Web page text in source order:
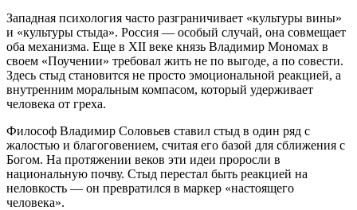
Западная психология часто разграничивает «культуры вины»
и «культуры стыда». Россия — особый случай, она совмещает
оба механизма. Еще в XII веке князь Владимир Мономах в
своем «Поучении» требовал жить не по выгоде, а по совести.
Здесь стыд становится не просто эмоциональной реакцией, а
внутренним моральным компасом, который удерживает
человека от греха.
Философ Владимир Соловьев ставил стыд в один ряд с
жалостью и благоговением, считая его базой для сближения с
Богом. На протяжении веков эти идеи проросли в
национальную почву. Стыд перестал быть реакцией на
неловкость — он превратился в маркер «настоящего
человека».